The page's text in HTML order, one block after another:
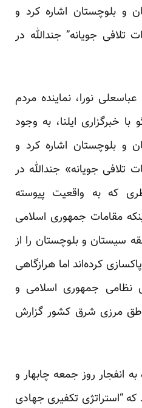
و بلوچستان اشاره کرد و
تلافی جویانه” جندالله در
عباسعلی نورا، نماینده مردم
خبرگزاری ایلنا، به وجود
و بلوچستان اشاره کرد و
تلافی جویانه» جندالله در
که به واقعیت پیوسته
مقامات جمهوری اسلامی
سیستان و بلوچستان را از
کرده‌اند اما هرازگاهی
نظامی جمهوری اسلامی و
مرزی شرق کشور گزارش
انفجار روز جمعه چابهار و
“استراتژی تکفیری جهادی